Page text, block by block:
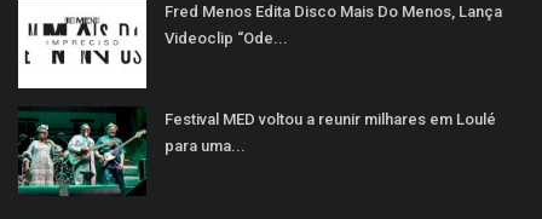
Fred Menos Edita Disco Mais Do Menos, Lança
Videoclip “Ode...
Festival MED voltou a reunir milhares em Loulé
para uma...